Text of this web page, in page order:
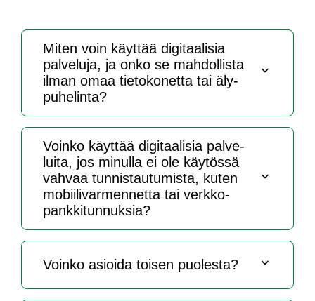
Mi­ten voin käyt­tää di­gi­taa­li­sia
pal­ve­lu­ja, ja on­ko se mah­dol­lis­ta
il­man omaa tie­to­ko­net­ta tai äly­
pu­he­lin­ta?
Voin­ko käyt­tää di­gi­taa­li­sia pal­ve­
lui­ta, jos mi­nul­la ei ole käy­tös­sä
vah­vaa tun­nis­tau­tu­mis­ta, ku­ten
mo­bii­li­var­men­net­ta tai verk­ko­
pank­ki­tun­nuk­sia?
Voin­ko asioi­da toi­sen puo­les­ta?